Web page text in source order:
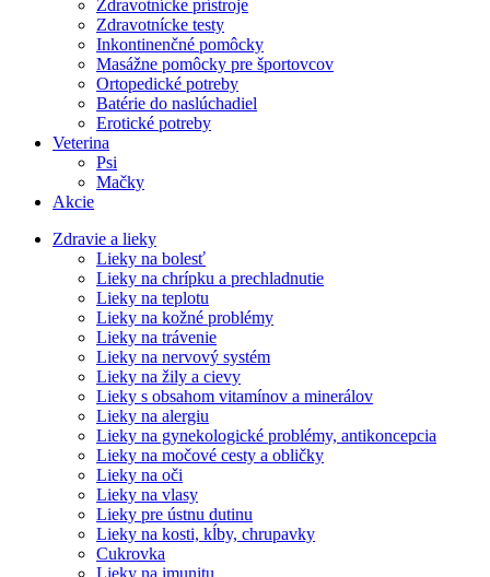
Zdravotnícke prístroje
Zdravotnícke testy
Inkontinenčné pomôcky
Masážne pomôcky pre športovcov
Ortopedické potreby
Batérie do naslúchadiel
Erotické potreby
Veterina
Psi
Mačky
Akcie
Zdravie a lieky
Lieky na bolesť
Lieky na chrípku a prechladnutie
Lieky na teplotu
Lieky na kožné problémy
Lieky na trávenie
Lieky na nervový systém
Lieky na žily a cievy
Lieky s obsahom vitamínov a minerálov
Lieky na alergiu
Lieky na gynekologické problémy, antikoncepcia
Lieky na močové cesty a obličky
Lieky na oči
Lieky na vlasy
Lieky pre ústnu dutinu
Lieky na kosti, kĺby, chrupavky
Cukrovka
Lieky na imunitu